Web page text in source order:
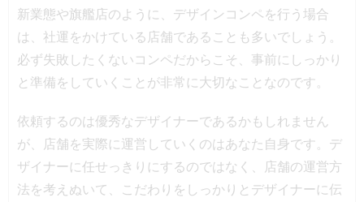
新業態や旗艦店のように、デザインコンペを行う場合
は、社運をかけている店舗であることも多いでしょう。
必ず失敗したくないコンペだからこそ、事前にしっかり
と準備をしていくことが非常に大切なことなのです。
依頼するのは優秀なデザイナーであるかもしれません
が、店舗を実際に運営していくのはあなた自身です。デ
ザイナーに任せっきりにするのではなく、店舗の運営方
法を考えぬいて、こだわりをしっかりとデザイナーに伝